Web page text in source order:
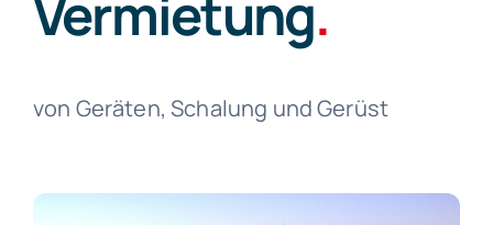
Vermietung.
von Geräten, Schalung und Gerüst